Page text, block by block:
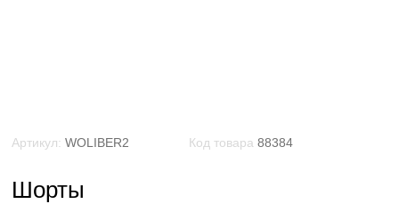
Артикул: WOLIBER2 Код товара 88384
Шорты